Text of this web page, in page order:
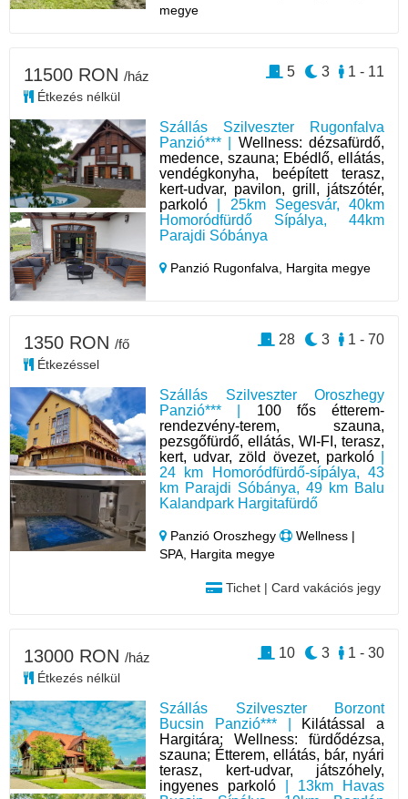
megye
Szállás Szilveszter Rugonfalva
Panzió*** | Wellness: dézsafürdő,
medence, szauna; Ebédlő, ellátás,
vendégkonyha, beépített terasz,
kert-udvar, pavilon, grill, játszótér,
parkoló | 25km Segesvár, 40km
Homoródfürdő Sípálya, 44km
Parajdi Sóbánya
Panzió Rugonfalva, Hargita megye
11500 RON /ház
Étkezés nélkül
1 - 11
3
5
Szállás Szilveszter Oroszhegy
Panzió*** | 100 fős étterem-
rendezvény-terem, szauna,
pezsgőfürdő, ellátás, WI-FI, terasz,
kert, udvar, zöld övezet, parkoló|
24 km Homoródfürdő-sípálya, 43
km Parajdi Sóbánya, 49 km Balu
Kalandpark Hargitafürdő
Panzió Oroszhegy
Wellness |
SPA, Hargita megye
Tichet | Card vakációs jegy
1350 RON /fő
Étkezéssel
1 - 70
3
28
Szállás Szilveszter Borzont
Bucsin Panzió*** |
Kilátással a
Hargitára; Wellness: fürdődézsa,
szauna; Étterem, ellátás, bár, nyári
terasz, kert-udvar, játszóhely,
ingyenes parkoló | 13km Havas
13000 RON /ház
Étkezés nélkül
1 - 30
3
10